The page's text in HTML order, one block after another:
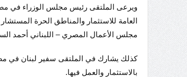
ويرعى الملتقى رئيس مجلس الوزراء في
العامة للاستثمار والمناطق الحرة
مجلس الأعمال المصري – اللبناني أحمد
كذلك يشارك في الملتقى سفير لبنان في
بالاستثمار والعمل فيها.